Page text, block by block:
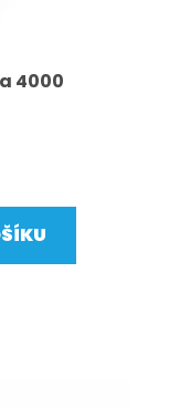
4000